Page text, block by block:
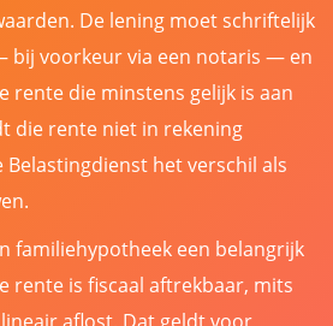
De lening moet schriftelijk
bij voorkeur via een notaris — en
rente die minstens gelijk is aan
die rente niet in rekening
Belastingdienst het verschil als
familiehypotheek een belangrijk
rente is fiscaal aftrekbaar, mits